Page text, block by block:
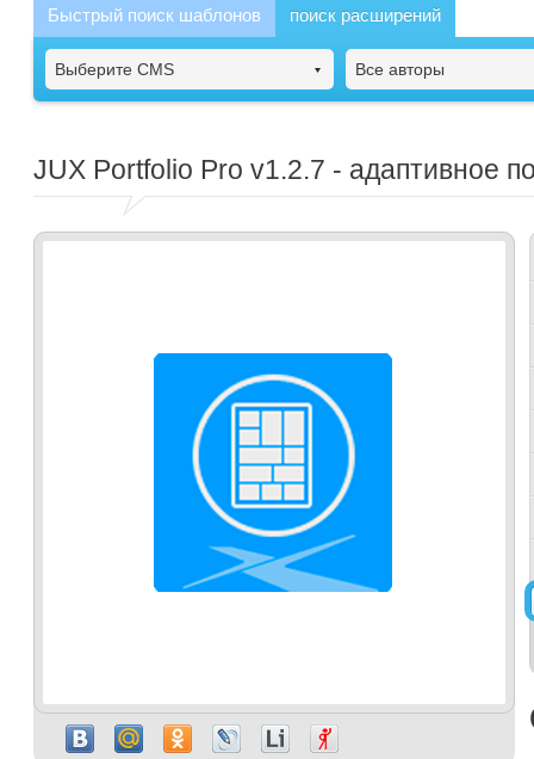
Быстрый поиск шаблонов поиск расширений
Выберите CMS Все авторы
JUX Portfolio Pro v1.2.7 - адаптивное